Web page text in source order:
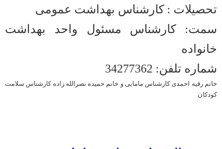
داروخانه بستری
آزمایشگاه
تحصیلات : کارشناس بهداشت عمومی
سمت: کارشناس مسئول واحد بهداشت
خانواده
شماره تلفن: 34277362
خانم رقیه احمدی کارشناس مامایی و خانم حمیده نصرالله زاده کارشناس سلامت
کودکان